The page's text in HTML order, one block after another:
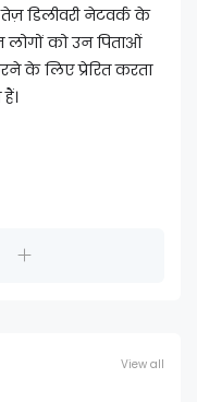
डिलीवरी नेटवर्क के
लोगों को उन पिताओं
के लिए प्रेरित करता
View all